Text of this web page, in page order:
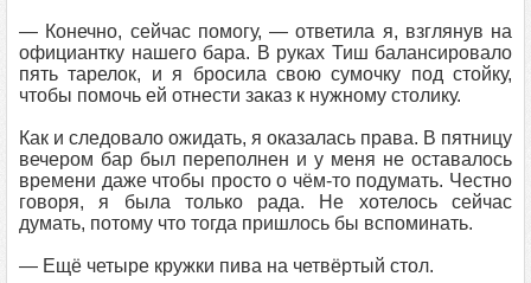
— Конечно, сейчас помогу, — ответила я, взглянув на
официантку нашего бара. В руках Тиш балансировало
пять тарелок, и я бросила свою сумочку под стойку,
чтобы помочь ей отнести заказ к нужному столику.
Как и следовало ожидать, я оказалась права. В пятницу
вечером бар был переполнен и у меня не оставалось
времени даже чтобы просто о чём-то подумать. Честно
говоря, я была только рада. Не хотелось сейчас
думать, потому что тогда пришлось бы вспоминать.
— Ещё четыре кружки пива на четвёртый стол.